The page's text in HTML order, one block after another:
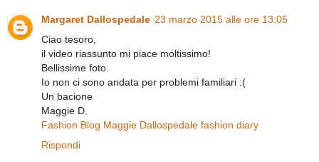
Margaret Dallospedale 23 marzo 2015 alle ore 13:05
Ciao tesoro,
il video riassunto mi piace moltissimo!
Bellissime foto.
Io non ci sono andata per problemi familiari :(
Un bacione
Maggie D.
Fashion Blog Maggie Dallospedale fashion diary
Rispondi